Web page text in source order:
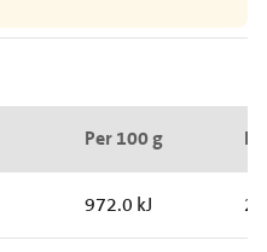
Per 100 g
972.0 kJ